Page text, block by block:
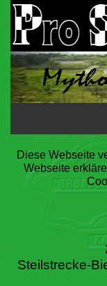
Startseite
Steilstrecke
Literatur
Diese Webseite
Webseite
Steilstrecke-